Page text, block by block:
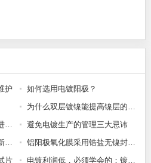
护
如何选用电镀阳极？
为什么双层镀镍能提高镍层的防护性能?
为什么硬铬电镀在施镀前要进行预热处理?
避免电镀生产的管理三大忌讳
镁合金电镀锌镍合金工艺的新突破
铝阳极氧化膜采用锆盐无镍封闭发白问题的研究
片
电镀利润低，必须学会的：镀层厚度控制与成本计算方法